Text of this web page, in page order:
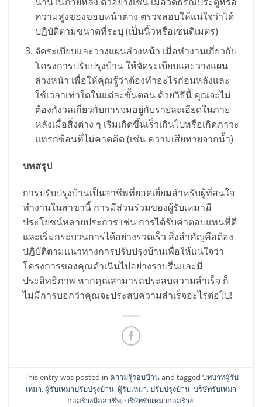
ความสูงของขอบหน้าต่าง ตรวจสอบให้แน่ใจว่าได้
ปฏิบัติตามขนาดที่ระบุ (เป็นนิ้วหรือเซนติเมตร)
จัดระเบียบและวางแผนล่วงหน้า เมื่อทำงานเกี่ยวกับ
โครงการปรับปรุงบ้าน ให้จัดระเบียบและวางแผน
ล่วงหน้า เพื่อให้คุณรู้ว่าต้องทำอะไรก่อนหลังและ
ใช้เวลาเท่าใดในแต่ละขั้นตอน ด้วยวิธีนี้ คุณจะไม่
ต้องกังวลเกี่ยวกับการจมอยู่กับรายละเอียดในภาย
หลังเมื่อสิ่งต่าง ๆ เริ่มเกิดขึ้นเร็วเกินไปหรือเกิดภาวะ
แทรกซ้อนที่ไม่คาดคิด (เช่น ความเสียหายจากน้ำ)
บทสรุป
การปรับปรุงบ้านเป็นอาชีพที่ยอดเยี่ยมสำหรับผู้ที่สนใจ
ทำงานในสาขานี้ การมีส่วนร่วมของผู้รับเหมามี
ประโยชน์หลายประการ เช่น การได้รับค่าตอบแทนที่ดี
และเริ่มกระบวนการได้อย่างรวดเร็ว สิ่งสำคัญคือต้อง
ปฏิบัติตามแนวทางการปรับปรุงบ้านเพื่อให้แน่ใจว่า
โครงการของคุณดำเนินไปอย่างราบรื่นและมี
ประสิทธิภาพ หากคุณสามารถประสบความสำเร็จ ก็
ไม่มีการบอกว่าคุณจะประสบความสำเร็จอะไรต่อไป!
This entry was posted in ความรู้รอบบ้านand tagged บทบาทผู้รับ
เหมา,ผู้รับเหมาปรับปรุงบ้าน,ผู้รับเหมา,ปรับปรุงบ้าน,บริษัทรับเหมา
ก่อสร้างมืออาชีพ,บริษัทรับเหมาก่อสร้าง.